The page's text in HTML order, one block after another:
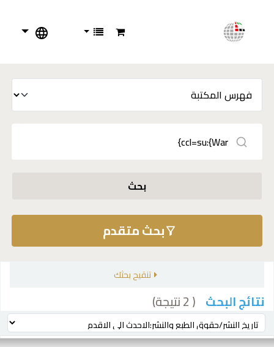
بحث
بحث متقدم
تنقيح بحثك
نتائج البحث ( 2 نتيجة)
ترتيب بواسطة: